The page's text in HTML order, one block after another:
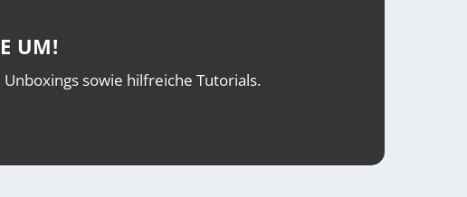
UM!
sowie hilfreiche Tutorials.